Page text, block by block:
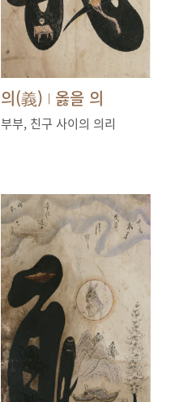
의(義) | 옳을 의
부부, 친구 사이의 의리